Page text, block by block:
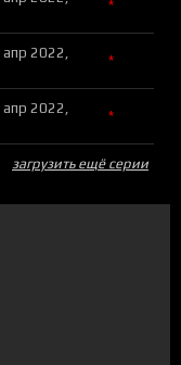
*
2022,
*
2022,
*
загрузить ещё серии